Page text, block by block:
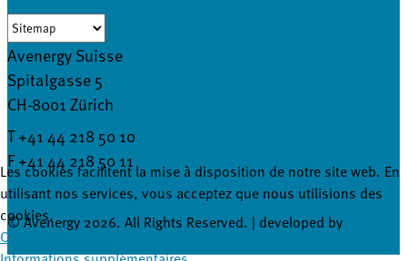
Avenergy Suisse
Spitalgasse 5
CH-8001 Zürich
T +41 44 218 50 10
F +41 44 218 50 11
info@avenergy.ch
© Avenergy 2026. All Rights Reserved. | developed by
Les cookies facilitent la mise à disposition de notre site web. En
utilisant nos services, vous acceptez que nous utilisions des
cookies.
Ok
Je refuse